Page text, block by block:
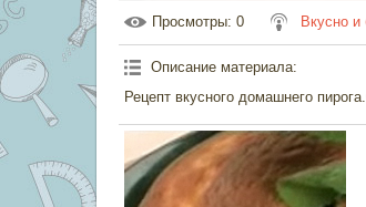
Просмотры: 0 Вкусно и
Описание материала:
Рецепт вкусного домашнего